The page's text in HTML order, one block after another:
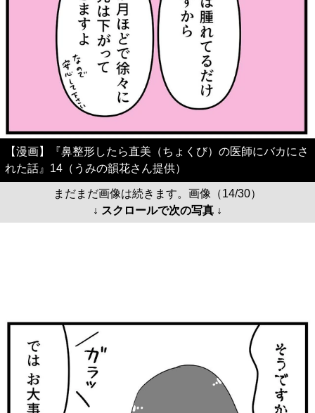
【漫画】『鼻整形したら直美（ちょくび）の医師にバカにさ
れた話』14（うみの韻花さん提供）
まだまだ画像は続きます。画像（14/30）
↓ スクロールで次の写真 ↓